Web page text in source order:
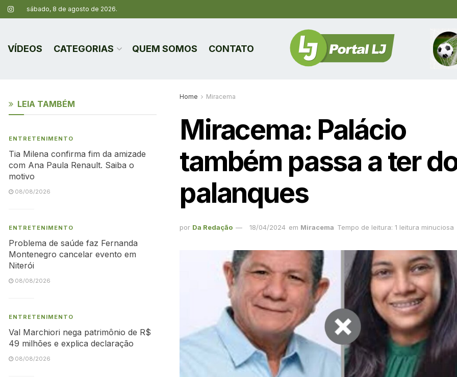
sábado, 8 de agosto de 2026.
VÍDEOS CATEGORIAS QUEM SOMOS CONTATO
Home Miracema
Miracema: Palácio
também passa a ter
palanques
por Da Redação 18/04/2024 em Miracema Tempo de leitura: 1 leitura minuciosa
LEIA TAMBÉM
ENTRETENIMENTO
Tia Milena confirma fim da amizade
com Ana Paula Renault. Saiba o
motivo
08/08/2026
ENTRETENIMENTO
Problema de saúde faz Fernanda
Montenegro cancelar evento em
Niterói
08/08/2026
ENTRETENIMENTO
Val Marchiori nega patrimônio de R$
49 milhões e explica declaração
08/08/2026